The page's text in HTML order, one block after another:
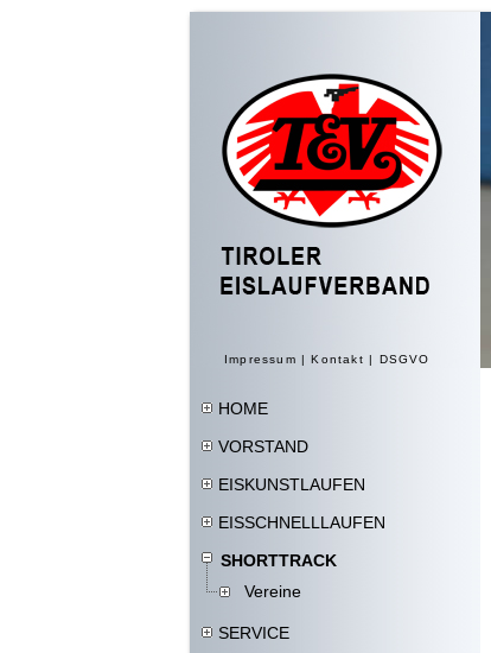
Impressum |Kontakt | DSGVO
HOME
VORSTAND
EISKUNSTLAUFEN
EISSCHNELLLAUFEN
SHORTTRACK
Vereine
SERVICE